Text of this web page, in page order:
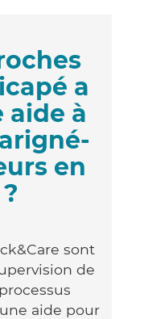
a
aide à
en
sont
de
aide pour